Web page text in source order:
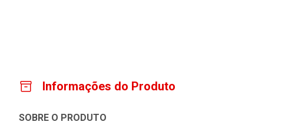
Informações do Produto
SOBRE O PRODUTO